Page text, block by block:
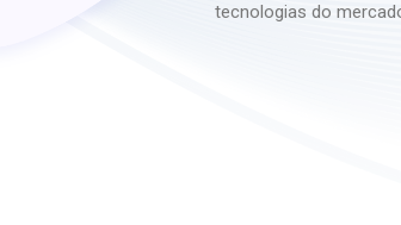
tecnologias do